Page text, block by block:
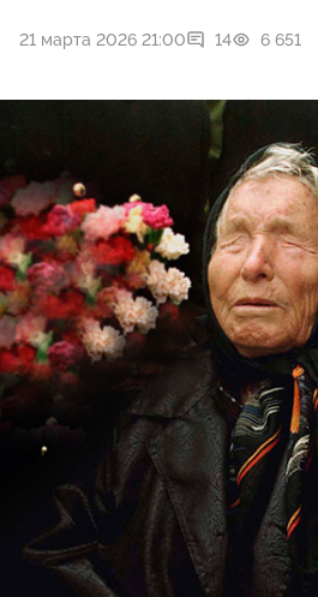
21 марта 2026 21:00 14 6 651